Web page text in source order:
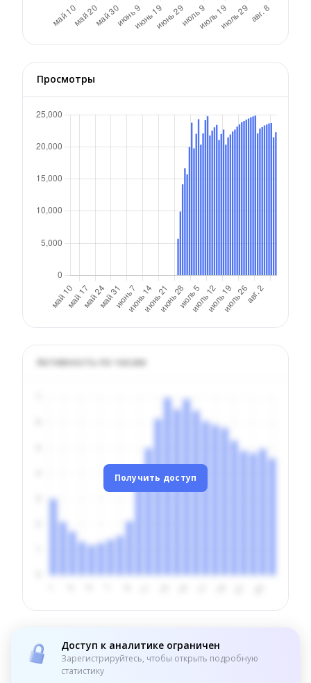
Просмотры
Активность по часам
Получить доступ
Доступ к аналитике ограничен
Зарегистрируйтесь, чтобы открыть подробную
статистику